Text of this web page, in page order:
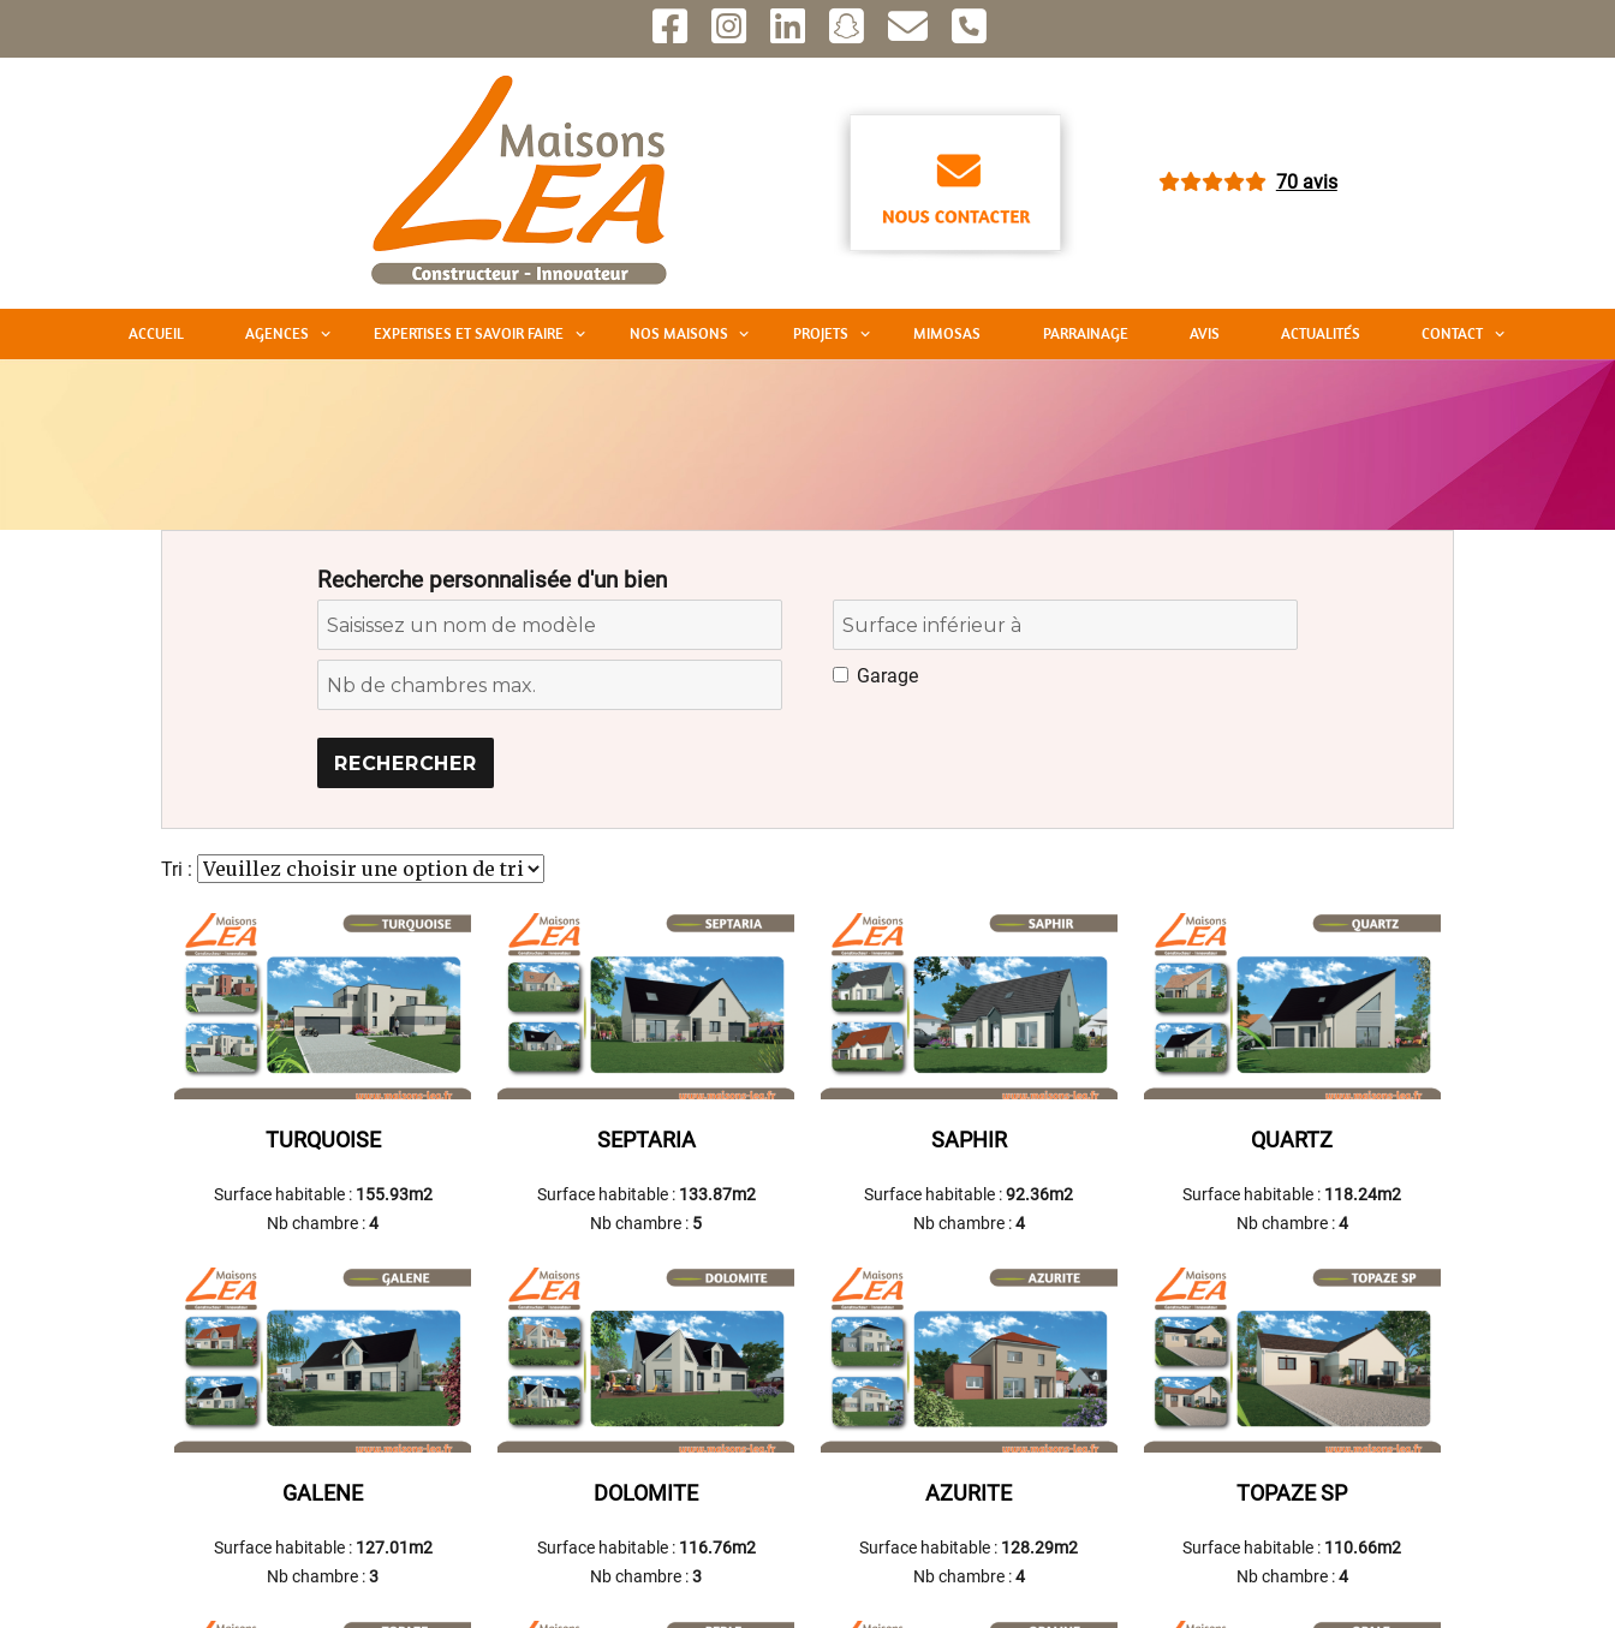
70 avis
ACCUEIL AGENCES EXPERTISES ET SAVOIR FAIRE NOS MAISONS PROJETS MIMOSAS PARRAINAGE AVIS ACTUALITÉS CONTACT
Recherche personnalisée d'un bien
Garage
Tri :
TURQUOISE
Surface habitable : 155.93m2
Nb chambre :4
SEPTARIA
Surface habitable : 133.87m2
Nb chambre : 5
SAPHIR
Surface habitable :92.36m2
Nb chambre :4
QUARTZ
Surface habitable : 118.24m2
Nb chambre :4
GALENE
Surface habitable : 127.01m2
Nb chambre :3
DOLOMITE
Surface habitable : 116.76m2
Nb chambre :3
AZURITE
Surface habitable : 128.29m2
Nb chambre :4
TOPAZE SP
Surface habitable : 110.66m2
Nb chambre :4